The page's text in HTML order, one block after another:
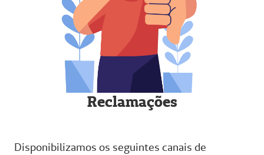
Reclamações
Disponibilizamos os seguintes canais de